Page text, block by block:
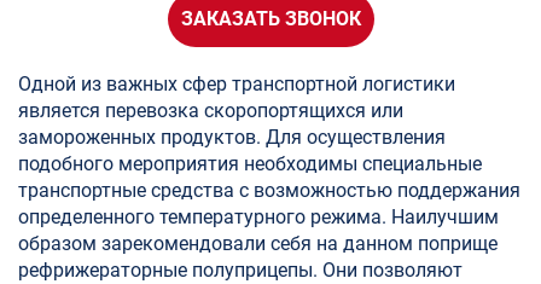
ЗАКАЗАТЬ ЗВОНОК
Одной из важных сфер транспортной логистики
является перевозка скоропортящихся или
замороженных продуктов. Для осуществления
подобного мероприятия необходимы специальные
транспортные средства с возможностью поддержания
определенного температурного режима. Наилучшим
образом зарекомендовали себя на данном поприще
рефрижераторные полуприцепы. Они позволяют